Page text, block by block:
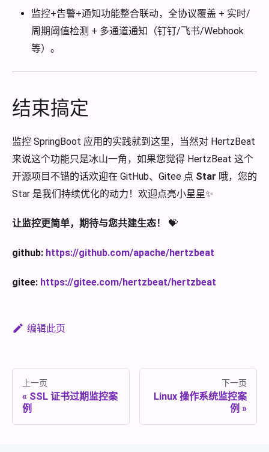
监控+告警+通知功能整合联动，全协议覆盖 + 实时/
周期阈值检测 + 多通道通知（钉钉/飞书/Webhook
等）。
结束搞定
监控 SpringBoot 应用的实践就到这里，当然对 HertzBeat
来说这个功能只是冰山一角，如果您觉得 HertzBeat 这个
开源项目不错的话欢迎在 GitHub、Gitee 点 Star 哦，您的
Star 是我们持续优化的动力！欢迎点亮小星星✨
让监控更简单，期待与您共建生态！ 💝
github: https://github.com/apache/hertzbeat
gitee: https://gitee.com/hertzbeat/hertzbeat
编辑此页
上一页
SSL 证书过期监控案
例
下一页
Linux 操作系统监控案
例